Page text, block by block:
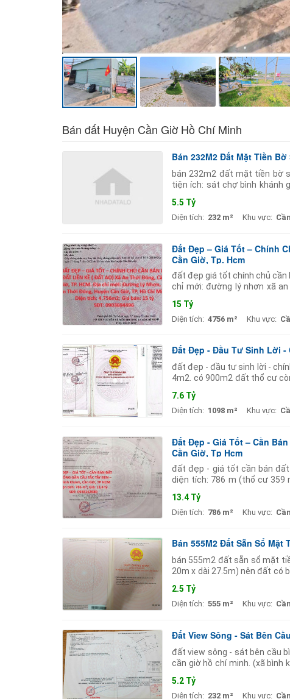
Bán đất Huyện Cần Giờ Hồ Chí Minh
Bán 232M2 Đất Mặt Tiền
bán 232m2 đất mặt tiền bờ
tiện ích: sát chợ bình khánh
5.5 Tỷ
Diện tích: 232 m² Khu vực:
Đất Đẹp – Giá Tốt – Chính
Cần Giờ, Tp. Hcm
đất đẹp giá tốt chính chủ cần
chỉ mới: đường lý nhơn xã
15 Tỷ
Diện tích: 4756 m² Khu vực:
Đất Đẹp - Đầu Tư Sinh Lời -
đất đẹp - đầu tư sinh lời -
4m2. có 900m2 đất thổ cư
7.6 Tỷ
Diện tích: 1098 m² Khu vực:
Đất Đẹp - Giá Tốt – Cần
Cần Giờ, Tp Hcm
đất đẹp - giá tốt cần bán
diện tích: 786 m (thổ cư 359
13.4 Tỷ
Diện tích: 786 m² Khu vực:
Bán 555M2 Đất Sẵn Sổ
bán 555m2 đất sẵn sổ mặt
20m x dài 27.5m) nên đất có
2.5 Tỷ
Diện tích: 555 m² Khu vực:
Đất View Sông - Sát Bên
đất view sông - sát bên cầu
cần giờ hồ chí minh. (xã bình
5.2 Tỷ
Diện tích: 232 m² Khu vực: